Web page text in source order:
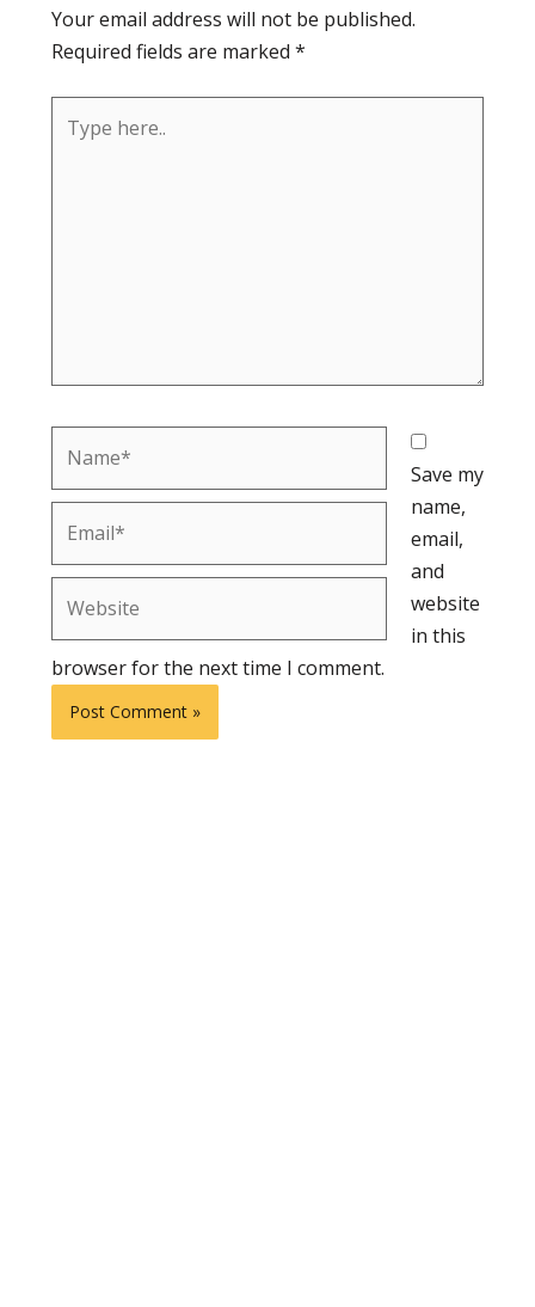
Your email address will not be published.
Required fields are marked *
here..
Save my
name,
email,
and
website
in this
browser for the next time I comment.